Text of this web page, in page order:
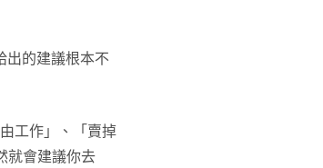
出的建議根本不
工作」、「賣掉
就會建議你去